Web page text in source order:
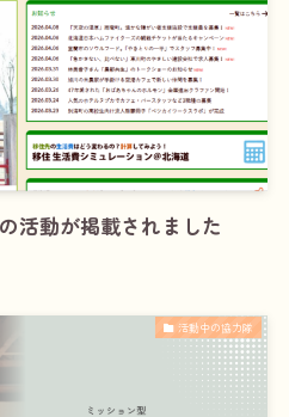
活動が掲載されました
活動中の協力隊